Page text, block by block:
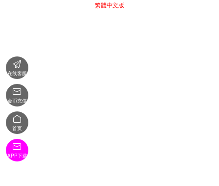
繁體中文版

在线客服

金币充值

首页

APP下载